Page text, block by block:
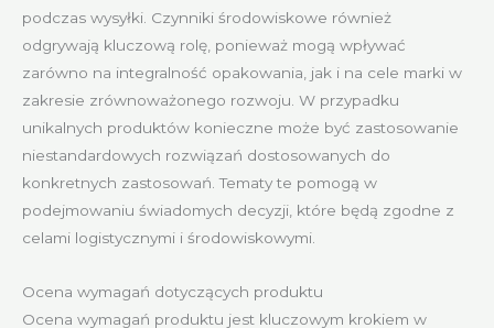
podczas wysyłki. Czynniki środowiskowe również
odgrywają kluczową rolę, ponieważ mogą wpływać
zarówno na integralność opakowania, jak i na cele marki w
zakresie zrównoważonego rozwoju. W przypadku
unikalnych produktów konieczne może być zastosowanie
niestandardowych rozwiązań dostosowanych do
konkretnych zastosowań. Tematy te pomogą w
podejmowaniu świadomych decyzji, które będą zgodne z
celami logistycznymi i środowiskowymi.
Ocena wymagań dotyczących produktu
Ocena wymagań produktu jest kluczowym krokiem w